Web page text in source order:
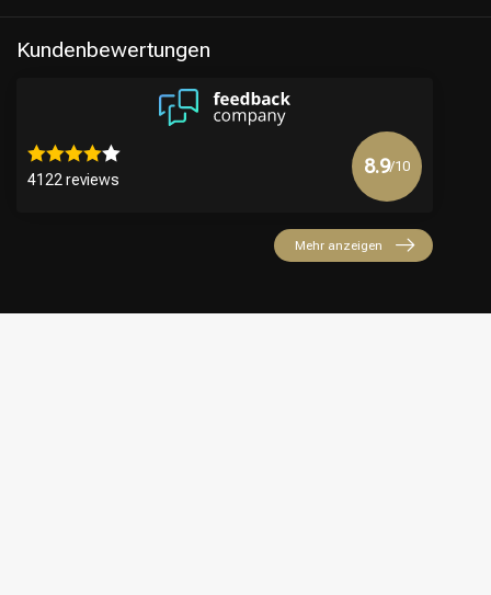
Kundenbewertungen
4122 reviews
8.9/10
Mehr anzeigen